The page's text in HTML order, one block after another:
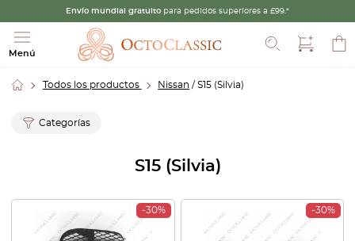
Envío mundial gratuito para pedidos superiores a £99.*
Menú
Todos los productos Nissan / S15 (Silvia)
Categorías
S15 (Silvia)
-30% -30%